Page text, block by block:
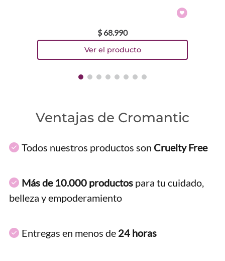
$ 68.990
Ventajas de Cromantic
Todos nuestros productos son Cruelty Free
Más de 10.000 productos para tu cuidado,
belleza y empoderamiento
Entregas en menos de 24 horas